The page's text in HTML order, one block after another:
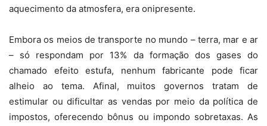
aquecimento da atmosfera, era onipresente.
Embora os meios de transporte no mundo – terra, mar e ar
– só respondam por 13% da formação dos gases do
chamado efeito estufa, nenhum fabricante pode ficar
alheio ao tema. Afinal, muitos governos tratam de
estimular ou dificultar as vendas por meio da política de
impostos, oferecendo bônus ou impondo sobretaxas. As